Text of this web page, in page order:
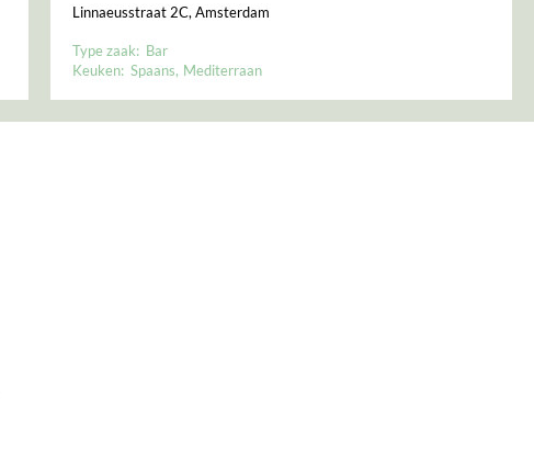
Linnaeusstraat 2C, Amsterdam
Type zaak: Bar
Keuken: Spaans Mediterraan